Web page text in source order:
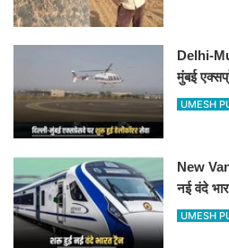
Delhi-
मुंबई
हेलीकॉप्टर
UMESH
New
नई वंदे
का सफर
UMESH